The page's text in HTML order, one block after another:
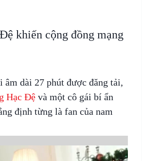
khiến cộng đồng mạng
dài 27 phút được đăng tải,
Hạc Đệvà một cô gái bí ẩn
định từng là fan của nam